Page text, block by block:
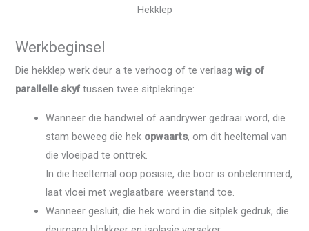
Hekklep
Werkbeginsel
Die hekklep werk deur a te verhoog of te verlaagwig of
parallelle skyf tussen twee sitplekringe:
Wanneer die handwiel of aandrywer gedraai word, die
stam beweeg die hek opwaarts, om dit heeltemal van
die vloeipad te onttrek.
In die heeltemal oop posisie, die boor is onbelemmerd,
laat vloei met weglaatbare weerstand toe.
Wanneer gesluit, die hek word in die sitplek gedruk, die